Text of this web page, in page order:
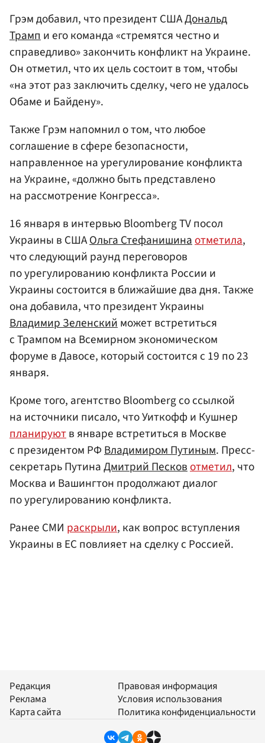
Грэм добавил, что президент СШАДональд
Трамп и его команда «стремятся честно и
справедливо» закончить конфликт на Украине.
Он отметил, что их цель состоит в том, чтобы
«на этот раз заключить сделку, чего не удалось
Обаме и Байдену».
Также Грэм напомнил о том, что любое
соглашение в сфере безопасности,
направленное на урегулирование конфликта
на Украине, «должно быть представлено
на рассмотрение Конгресса».
16 января в интервью Bloomberg TV посол
Украины в СШАОльга Стефанишинаотметила,
что следующий раунд переговоров
по урегулированию конфликта России и
Украины состоится в ближайшие два дня. Также
она добавила, что президент Украины
Владимир Зеленскийможет встретиться
с Трампом на Всемирном экономическом
форуме в Давосе, который состоится с 19 по 23
января.
Кроме того, агентство Bloomberg со ссылкой
на источники писало, что Уиткофф и Кушнер
планируютв январе встретиться в Москве
с президентом РФВладимиром Путиным. Пресс-
секретарь ПутинаДмитрий Песковотметил, что
Москва и Вашингтон продолжают диалог
по урегулированию конфликта.
Ранее СМИ раскрыли, как вопрос вступления
Украины в ЕС повлияет на сделку с Россией.
Редакция
Реклама
Карта сайта
Правовая информация
Условия использования
Политика конфиденциальности